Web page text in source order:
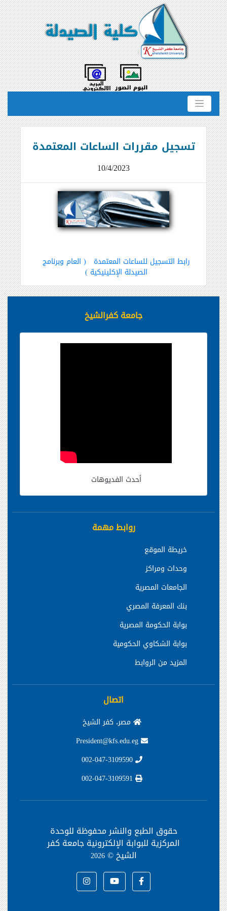
تسجيل مقررات الساعات المعتمدة
10/4/2023
رابط التسجيل للساعات المعتمدة ( العام وبرنامج
الصيدلة الإكلينيكية )
جامعة كفرالشيخ
أحدث الفديوهات
روابط مهمة
خريطة الموقع
وحدات ومراكز
الجامعات المصرية
بنك المعرفة المصري
بوابة الحكومة المصرية
بوابة الشكاوي الحكومية
المزيد من الروابط
اتصال
مصر، كفر الشيخ
حقوق الطبع والنشر محفوظة للوحدة
المركزية للبوابة الإلكترونية جامعة كفر
الشيخ ©2026